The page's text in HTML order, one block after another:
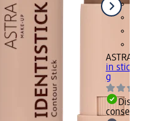
ASTRA
in stick
g